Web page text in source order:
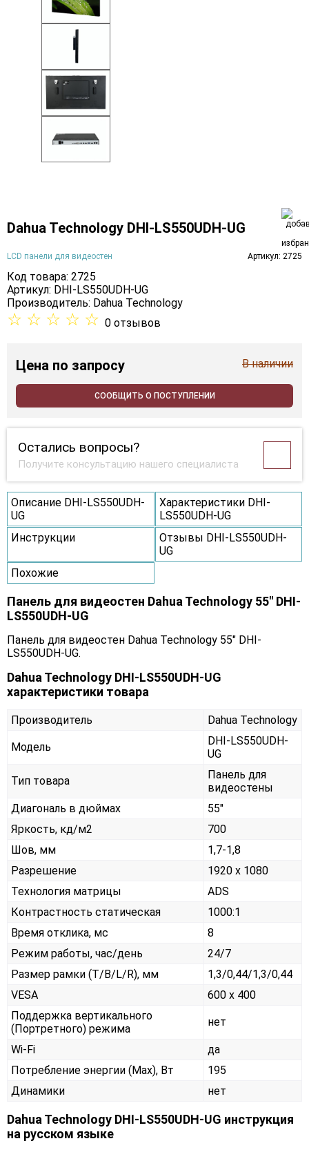
Dahua Technology DHI-LS550UDH-UG
LCD панели для видеостен Артикул: 2725
Код товара: 2725
Артикул: DHI-LS550UDH-UG
Производитель: Dahua Technology
☆ ☆ ☆ ☆ ☆ 0 отзывов
Цена по запросу В наличии
СООБЩИТЬ О ПОСТУПЛЕНИИ
Остались вопросы?
Получите консультацию нашего специалиста
Описание DHI-LS550UDH-
UG
Характеристики DHI-
LS550UDH-UG
Инструкции
Отзывы DHI-LS550UDH-
UG
Похожие
Панель для видеостен Dahua Technology 55" DHI-
LS550UDH-UG
Панель для видеостен Dahua Technology 55" DHI-
LS550UDH-UG.
Dahua Technology DHI-LS550UDH-UG
характеристики товара
Производитель Dahua Technology
Модель
DHI-LS550UDH-
UG
Тип товара
Панель для
видеостены
Диагональ в дюймах
55"
Яркость, кд/м2
700
Шов, мм
1,7-1,8
Разрешение
1920 x 1080
Технология матрицы
ADS
Контрастность статическая
1000:1
Время отклика, мс
8
Режим работы, час/день
24/7
Размер рамки (T/B/L/R), мм
1,3/0,44/1,3/0,44
VESA
600 x 400
Поддержка вертикального
(Портретного) режима
нет
Wi-Fi
да
Потребление энергии (Max), Вт
195
Динамики
нет
Dahua Technology DHI-LS550UDH-UG инструкция
на русском языке